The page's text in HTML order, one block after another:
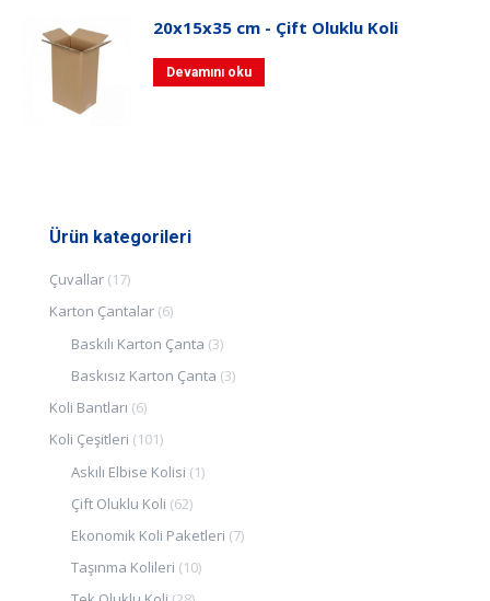
20x15x35 cm - Çift Oluklu Koli
Devamını oku
Ürün kategorileri
Çuvallar (17)
Karton Çantalar (6)
Baskılı Karton Çanta (3)
Baskısız Karton Çanta (3)
Koli Bantları (6)
Koli Çeşitleri (101)
Askılı Elbise Kolisi (1)
Çift Oluklu Koli (62)
Ekonomik Koli Paketleri (7)
Taşınma Kolileri (10)